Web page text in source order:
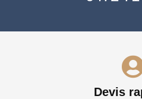
Devis